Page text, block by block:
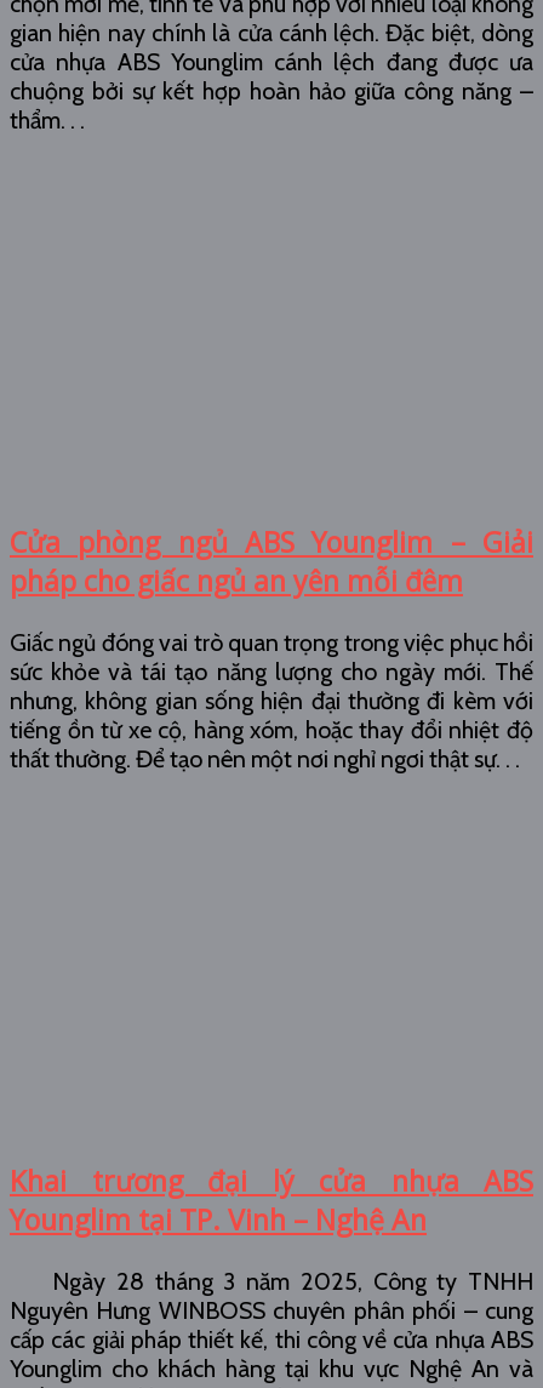
gian hiện nay chính là cửa cánh lệch. Đặc biệt, dòng
cửa nhựa ABS Younglim cánh lệch đang được ưa
chuộng bởi sự kết hợp hoàn hảo giữa công năng –
thẩm. . .
Cửa phòng ngủ ABS Younglim – Giải
pháp cho giấc ngủ an yên mỗi đêm
Giấc ngủ đóng vai trò quan trọng trong việc phục hồi
sức khỏe và tái tạo năng lượng cho ngày mới. Thế
nhưng, không gian sống hiện đại thường đi kèm với
tiếng ồn từ xe cộ, hàng xóm, hoặc thay đổi nhiệt độ
thất thường. Để tạo nên một nơi nghỉ ngơi thật sự. . .
Khai trương đại lý cửa nhựa ABS
Younglim tại TP. Vinh – Nghệ An
Ngày 28 tháng 3 năm 2025, Công ty TNHH
Nguyên Hưng WINBOSS chuyên phân phối – cung
cấp các giải pháp thiết kế, thi công về cửa nhựa ABS
Younglim cho khách hàng tại khu vực Nghệ An và